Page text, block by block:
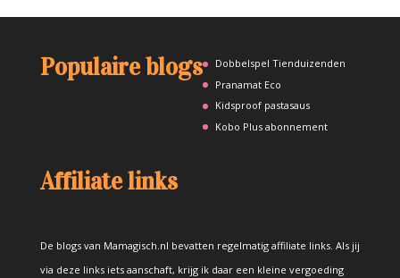
Populaire blogs
Dobbelspel Tienduizenden
Pranamat Eco
Kidsproof pastasaus
Kobo Plus abonnement
Affiliate links
De blogs van Mamagisch.nl bevatten regelmatig affiliate links. Als jij
via deze links iets aanschaft, krijg ik daar een kleine vergoeding